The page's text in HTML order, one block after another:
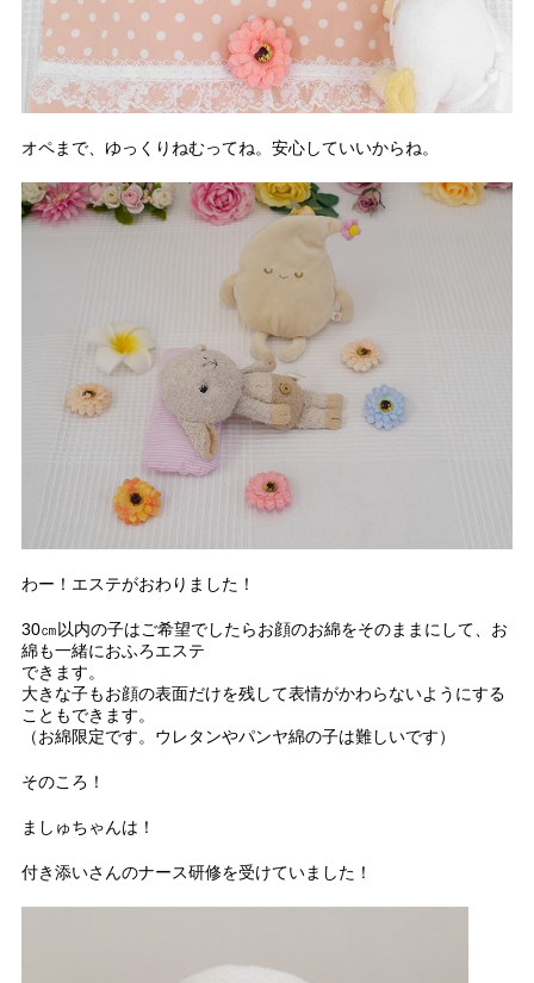
オペまで、ゆっくりねむってね。安心していいからね。
わー！エステがおわりました！
30㎝以内の子はご希望でしたらお顔のお綿をそのままにして、お
綿も一緒におふろエステ
できます。
大きな子もお顔の表面だけを残して表情がかわらないようにする
こともできます。
（お綿限定です。ウレタンやパンヤ綿の子は難しいです）
そのころ！
ましゅちゃんは！
付き添いさんのナース研修を受けていました！